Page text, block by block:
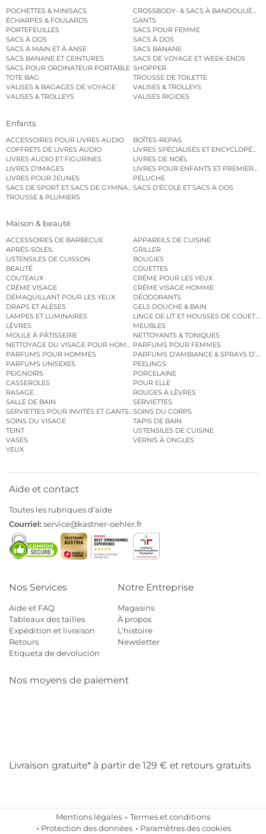
POCHETTES & MINISACS
CROSSBODY- & SACS À BANDOULIÈRE
ÉCHARPES & FOULARDS
GANTS
PORTEFEUILLES
SACS POUR FEMME
SACS À DOS
SACS À DOS
SACS À MAIN ET À ANSE
SACS BANANE
SACS BANANE ET CEINTURES
SACS DE VOYAGE ET WEEK-ENDS
SACS POUR ORDINATEUR PORTABLE SHOPPER
TOTE BAG
TROUSSE DE TOILETTE
VALISES & BAGAGES DE VOYAGE
VALISES & TROLLEYS
VALISES & TROLLEYS
VALISES RIGIDES
Enfants
ACCESSOIRES POUR LIVRES AUDIO
BOÎTES-REPAS
COFFRETS DE LIVRES AUDIO
LIVRES SPÉCIALISÉS ET
LIVRES AUDIO ET FIGURINES
LIVRES DE NOËL
LIVRES D’IMAGES
LIVRES POUR ENFANTS ET PREMIERS
LIVRES POUR JEUNES
PELUCHE
SACS DE SPORT ET SACS DE GYMNASTIQUESACS D’ÉCOLE ET SACS À DOS
TROUSSE & PLUMIERS
Maison & beauté
ACCESSOIRES DE BARBECUE
APPAREILS DE CUISINE
APRÈS-SOLEIL
GRILLER
USTENSILES DE CUISSON
BOUGIES
BEAUTÉ
COUETTES
COUTEAUX
CRÈME POUR LES YEUX
CRÈME VISAGE
CRÈME VISAGE HOMME
DÉMAQUILLANT POUR LES YEUX
DÉODORANTS
DRAPS ET ALÈSES
GELS DOUCHE & BAIN
LAMPES ET LUMINAIRES
LINGE DE LIT ET HOUSSES DE COUETTE
LÈVRES
MEUBLES
MOULE À PÂTISSERIE
NETTOYANTS & TONIQUES
NETTOYAGE DU VISAGE POUR HOMMESPARFUMS POUR FEMMES
PARFUMS POUR HOMMES
PARFUMS D’AMBIANCE & SPRAYS
PARFUMS UNISEXES
PEELINGS
PEIGNOIRS
PORCELAINE
CASSEROLES
POUR ELLE
RASAGE
ROUGES À LÈVRES
SALLE DE BAIN
SERVIETTES
SERVIETTES POUR INVITÉS ET GANTS DE TOILETTE
SOINS DU CORPS
SOINS DU VISAGE
TAPIS DE BAIN
TEINT
USTENSILES DE CUISINE
VASES
VERNIS À ONGLES
YEUX
Aide et contact
Toutes les rubriques d’aide
Courriel:service@kastner-oehler.fr
Nos Services
Aide et FAQ
Tableaux des tailles
Expédition et livraison
Retours
Etiqueta de devolución
Notre Entreprise
Magasins
À propos
L’histoire
Newsletter
Nos moyens de paiement
Livraison gratuite* à partir de 129 € et retours gratuits
Mentions légales
Termes et conditions
Protection des données
Paramètres des cookies